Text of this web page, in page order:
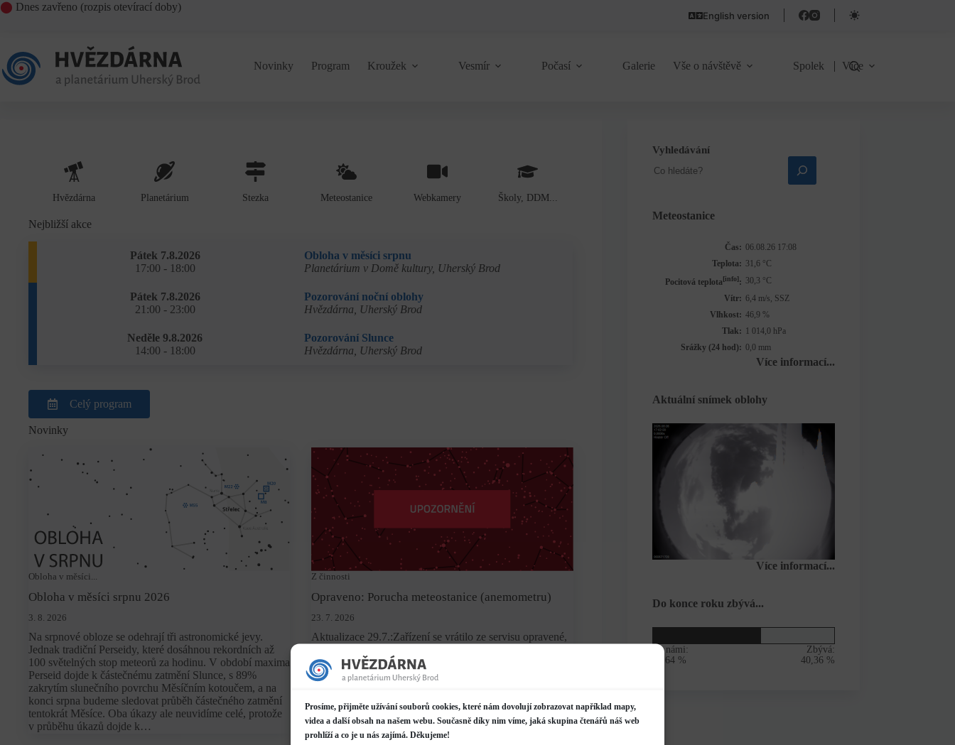
Prosíme, přijměte užívání souborů cookies, které nám dovolují zobrazovat například mapy,
videa a další obsah na našem webu. Současně díky nim víme, jaká skupina čtenářů náš web
prohlíží a co je u nás zajímá. Děkujeme!
⬤ Dnes zavřeno (rozpis otevírací doby)
English version
Novinky Program Kroužek Vesmír Počasí Galerie Vše o návštěvě Spolek Více
Hvězdárna Planetárium Stezka Meteostanice Webkamery Školy, DDM...
Nejbližší akce
Pátek 7.8.2026
17:00 - 18:00
Obloha v měsíci srpnu
Planetárium v Domě kultury, Uherský Brod
Pátek 7.8.2026
21:00 - 23:00
Pozorování noční oblohy
Hvězdárna, Uherský Brod
Neděle 9.8.2026
14:00 - 18:00
Pozorování Slunce
Hvězdárna, Uherský Brod
Celý program
Novinky
Obloha v měsíci...
Obloha v měsíci srpnu 2026
3. 8. 2026
Na srpnové obloze se odehrají tři astronomické jevy.
Jednak tradiční Perseidy, které dosáhnou rekordních až
100 světelných stop meteorů za hodinu. V období maxima
Perseid dojde k částečnému zatmění Slunce, s 89%
zakrytím slunečního povrchu Měsíčním kotoučem, a na
konci srpna budeme sledovat průběh částečného zatmění
tentokrát Měsíce. Oba úkazy ale neuvidíme celé, protože
v průběhu úkazů dojde k…
Z činnosti
Opraveno: Porucha meteostanice (anemometru)
23. 7. 2026
Aktualizace 29.7.:Zařízení se vrátilo ze servisu opravené,
poruchy na meteostanici a nutnosti zaslat vadné zařízení k
servisu budou v nejbližší době nedostupná data z
tlak, vlhkost, srážky) jsou i nadále funkční. O obnovení
funkčnosti anemometru vás budeme informovat
(předpokládané obnovení provozu během…
Vyhledávání
Meteostanice
Čas: 06.08.26 17:08
Teplota: 31,6 °C
Pocitová teplota[info]: 30,3 °C
Vítr: 6,4 m/s, SSZ
Vlhkost: 46,9 %
Tlak: 1 014,0 hPa
Srážky (24 hod): 0,0 mm
Více informací...
Aktuální snímek oblohy
Více informací...
Do konce roku zbývá...
Za námi:
59,64 %
Zbývá:
40,36 %